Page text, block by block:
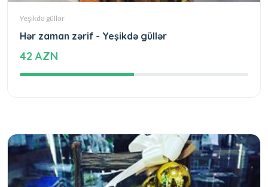
Yeşikdə güllər
Hər zaman zərif - Yeşikdə güllər
42 AZN